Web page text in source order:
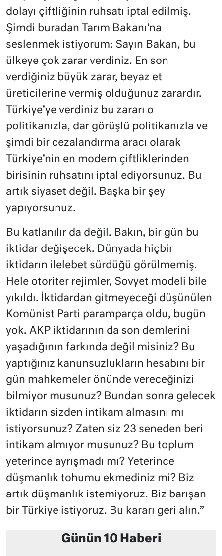
dolayı çiftliğinin ruhsatı iptal edilmiş.
Şimdi buradan Tarım Bakanı’na
seslenmek istiyorum: Sayın Bakan, bu
ülkeye çok zarar verdiniz. En son
verdiğiniz büyük zarar, beyaz et
üreticilerine vermiş olduğunuz zarardır.
Türkiye’ye verdiniz bu zararı o
politikanızla, dar görüşlü politikanızla ve
şimdi bir cezalandırma aracı olarak
Türkiye’nin en modern çiftliklerinden
birisinin ruhsatını iptal ediyorsunuz. Bu
artık siyaset değil. Başka bir şey
yapıyorsunuz.
Bu katlanılır da değil. Bakın, bir gün bu
iktidar değişecek. Dünyada hiçbir
iktidarın ilelebet sürdüğü görülmemiş.
Hele otoriter rejimler, Sovyet modeli bile
yıkıldı. İktidardan gitmeyeceği düşünülen
Komünist Parti paramparça oldu, bugün
yok. AKP iktidarının da son demlerini
yaşadığının farkında değil misiniz? Bu
yaptığınız kanunsuzlukların hesabını bir
gün mahkemeler önünde vereceğinizi
bilmiyor musunuz? Bundan sonra gelecek
iktidarın sizden intikam almasını mı
istiyorsunuz? Zaten siz 23 seneden beri
intikam almıyor musunuz? Bu toplum
yeterince ayrışmadı mı? Yeterince
düşmanlık tohumu ekmediniz mi? Biz
artık düşmanlık istemiyoruz. Biz barışan
bir Türkiye istiyoruz. Bu kararı geri alın.”
Günün 10 Haberi